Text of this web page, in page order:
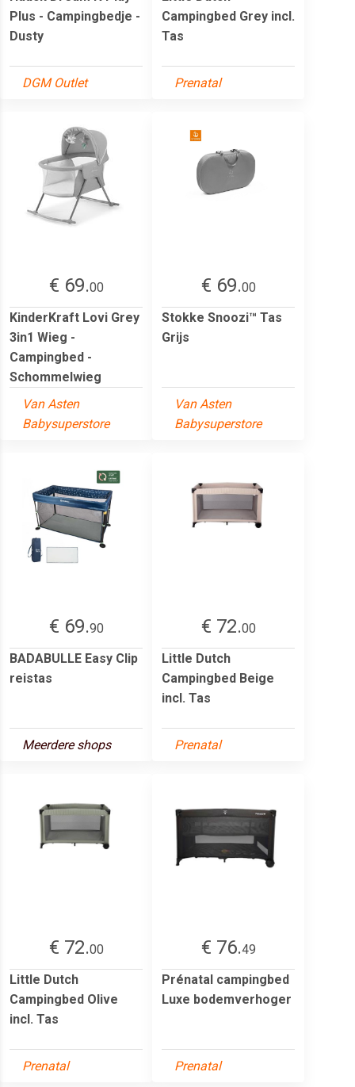
Plus - Campingbedje -
Dusty
DGM Outlet
Campingbed Grey incl.
Tas
Prenatal
€ 69.00
KinderKraft Lovi Grey
3in1 Wieg -
Campingbed -
Schommelwieg
Van Asten
Babysuperstore
€ 69.00
Stokke Snoozi™ Tas
Grijs
Van Asten
Babysuperstore
€ 69.90
BADABULLE Easy Clip
reistas
Meerdere shops
€ 72.00
Little Dutch
Campingbed Beige
incl. Tas
Prenatal
€ 72.00
Little Dutch
Campingbed Olive
incl. Tas
Prenatal
€ 76.49
Prénatal campingbed
Luxe bodemverhoger
Prenatal